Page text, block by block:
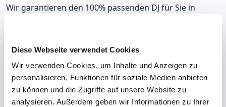
Diese Webseite verwendet Cookies
Wir verwenden Cookies, um Inhalte und Anzeigen zu
personalisieren, Funktionen für soziale Medien anbieten
zu können und die Zugriffe auf unsere Website zu
analysieren. Außerdem geben wir Informationen zu Ihrer
Wir garantieren den 100% passenden DJ für Sie in
Mit unseren DJs, die in Gummersbach auflegen, werden
Sie immer richtig liegen.
Unsere DJs gehören zu den meistgebuchten in
Gummersbach, mit einer durchschnittlichen Bewertung